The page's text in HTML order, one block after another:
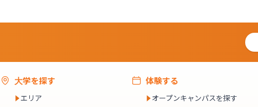
大学を探す
エリア
体験する
オープンキャンパスを探す